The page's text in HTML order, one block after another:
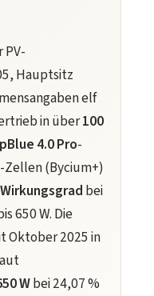
PV-
Hauptsitz
elf
in über100
4.0 Pro-
Zellen (Bycium+)
bei
650 W. Die
Oktober 2025 in
Wbei 24,07 %